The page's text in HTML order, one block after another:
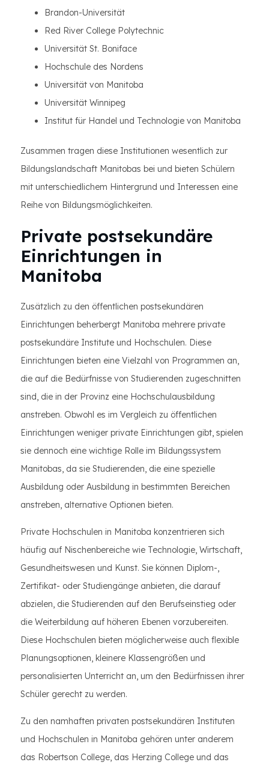
Brandon-Universität
Red River College Polytechnic
Universität St. Boniface
Hochschule des Nordens
Universität von Manitoba
Universität Winnipeg
Institut für Handel und Technologie von Manitoba
Zusammen tragen diese Institutionen wesentlich zur
Bildungslandschaft Manitobas bei und bieten Schülern
mit unterschiedlichem Hintergrund und Interessen eine
Reihe von Bildungsmöglichkeiten.
Private postsekundäre
Einrichtungen in
Manitoba
Zusätzlich zu den öffentlichen postsekundären
Einrichtungen beherbergt Manitoba mehrere private
postsekundäre Institute und Hochschulen. Diese
Einrichtungen bieten eine Vielzahl von Programmen an,
die auf die Bedürfnisse von Studierenden zugeschnitten
sind, die in der Provinz eine Hochschulausbildung
anstreben. Obwohl es im Vergleich zu öffentlichen
Einrichtungen weniger private Einrichtungen gibt, spielen
sie dennoch eine wichtige Rolle im Bildungssystem
Manitobas, da sie Studierenden, die eine spezielle
Ausbildung oder Ausbildung in bestimmten Bereichen
anstreben, alternative Optionen bieten.
Private Hochschulen in Manitoba konzentrieren sich
häufig auf Nischenbereiche wie Technologie, Wirtschaft,
Gesundheitswesen und Kunst. Sie können Diplom-,
Zertifikat- oder Studiengänge anbieten, die darauf
abzielen, die Studierenden auf den Berufseinstieg oder
die Weiterbildung auf höheren Ebenen vorzubereiten.
Diese Hochschulen bieten möglicherweise auch flexible
Planungsoptionen, kleinere Klassengrößen und
personalisierten Unterricht an, um den Bedürfnissen ihrer
Schüler gerecht zu werden.
Zu den namhaften privaten postsekundären Instituten
und Hochschulen in Manitoba gehören unter anderem
das Robertson College, das Herzing College und das